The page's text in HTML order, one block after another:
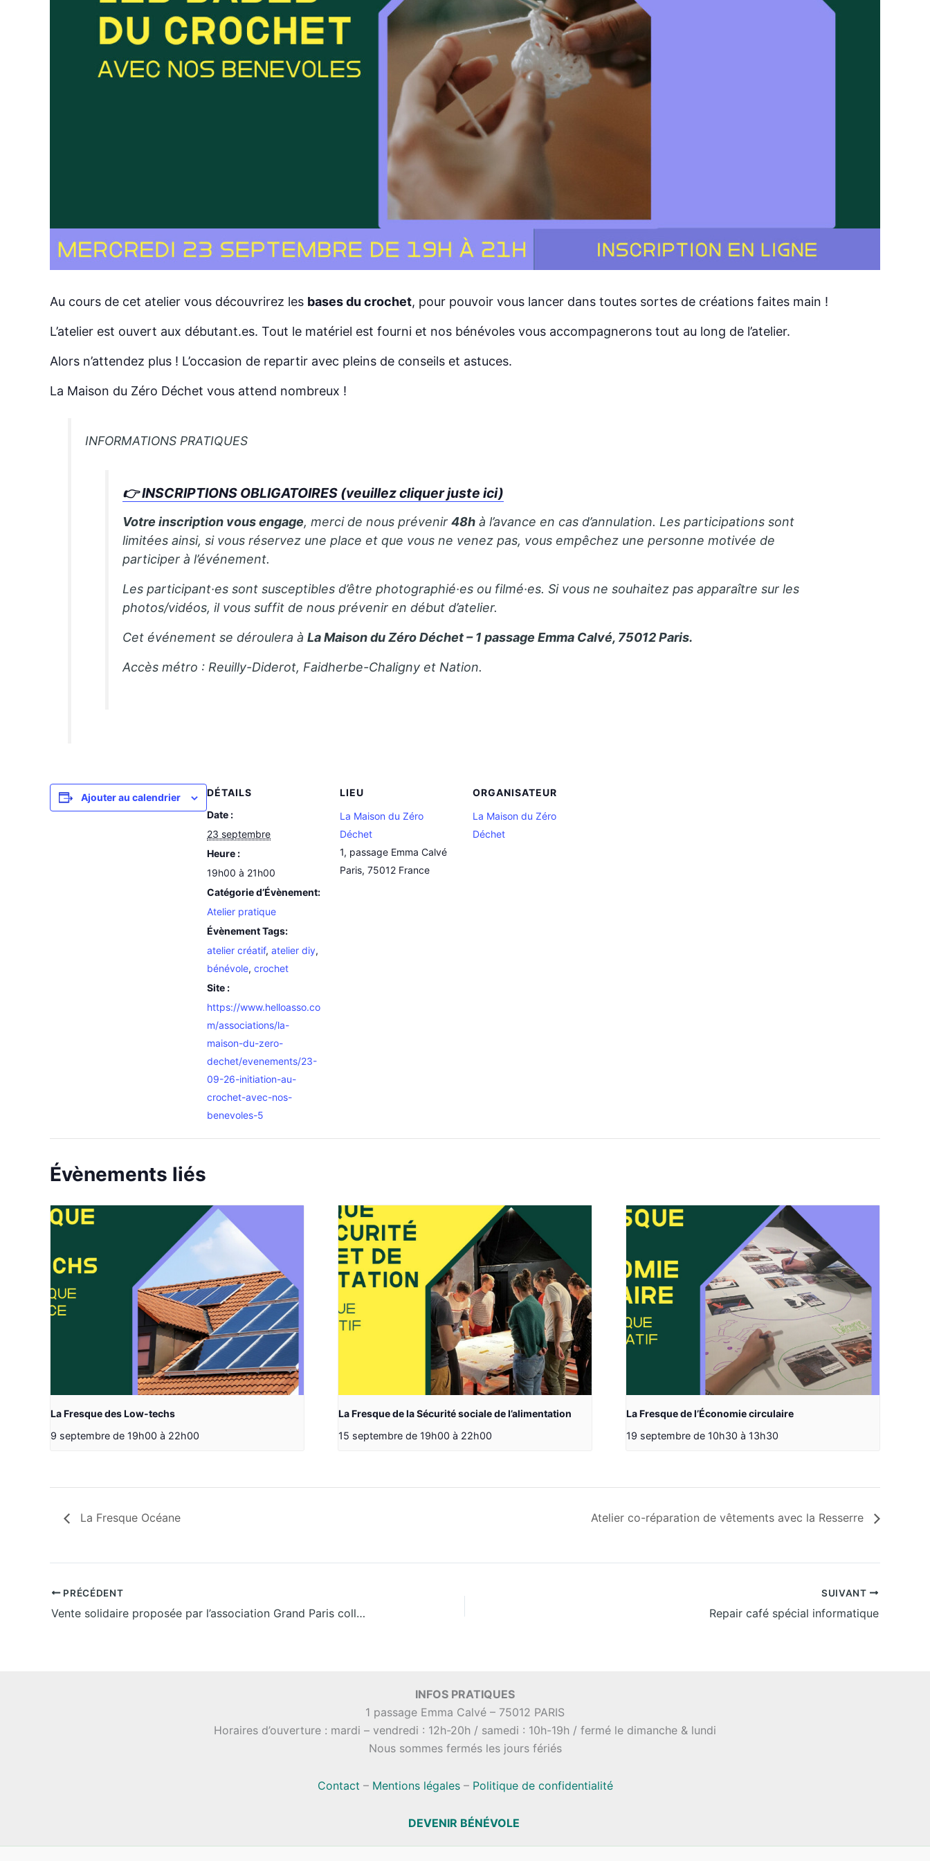
Au cours de cet atelier vous découvrirez les bases du crochet, pour pouvoir vous lancer dans toutes sortes de créations faites main !
L’atelier est ouvert aux débutant.es. Tout le matériel est fourni et nos bénévoles vous accompagnerons tout au long de l’atelier.
Alors n’attendez plus ! L’occasion de repartir avec pleins de conseils et astuces.
La Maison du Zéro Déchet vous attend nombreux !
INFORMATIONS PRATIQUES
👉 INSCRIPTIONS OBLIGATOIRES (veuillez cliquer juste ici)
Votre inscription vous engage, merci de nous prévenir48h à l’avance en cas d’annulation. Les participations sont
limitées ainsi, si vous réservez une place et que vous ne venez pas, vous empêchez une personne motivée de
participer à l’événement.
Les participant·es sont susceptibles d’être photographié·es ou filmé·es. Si vous ne souhaitez pas apparaître sur les
photos/vidéos, il vous suffit de nous prévenir en début d’atelier.
Cet événement se déroulera àLa Maison du Zéro Déchet – 1 passage Emma Calvé, 75012 Paris.
Accès métro : Reuilly-Diderot, Faidherbe-Chaligny et Nation.
Ajouter au calendrier
DÉTAILS
Date :
23 septembre
Heure :
19h00 à 21h00
Catégorie d’Évènement:
Atelier pratique
Évènement Tags:
atelier créatif, atelier diy,
bénévole, crochet
Site :
https://www.helloasso.co
m/associations/la-
maison-du-zero-
dechet/evenements/23-
09-26-initiation-au-
crochet-avec-nos-
benevoles-5
LIEU
La Maison du Zéro
Déchet
1, passage Emma Calvé
Paris, 75012 France
ORGANISATEUR
La Maison du Zéro
Déchet
Évènements liés
La Fresque des Low-techs
9 septembre de 19h00 à 22h00
La Fresque de la Sécurité sociale de l’alimentation
15 septembre de 19h00 à 22h00
La Fresque de l’Économie circulaire
19 septembre de 10h30 à 13h30
La Fresque Océane Atelier co-réparation de vêtements avec la Resserre
PRÉCÉDENT
Vente solidaire proposée par l’association Grand Paris collecte
SUIVANT
Repair café spécial informatique
INFOS PRATIQUES
1 passage Emma Calvé – 75012 PARIS
Horaires d’ouverture : mardi – vendredi : 12h-20h / samedi : 10h-19h / fermé le dimanche & lundi
Nous sommes fermés les jours fériés
Contact – Mentions légales– Politique de confidentialité
DEVENIR BÉNÉVOLE